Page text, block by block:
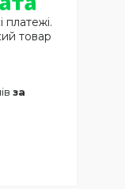
платежі.
товар
за